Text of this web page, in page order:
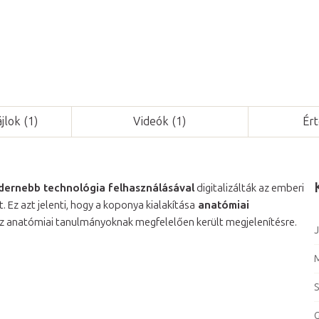
(1) Videók (1)
technológia felhasználásávaldigitalizálták az emberi
Ez azt jelenti, hogy a koponya kialakítása anatómiai
anatómiai tanulmányoknak megfelelően került megjelenítésre.